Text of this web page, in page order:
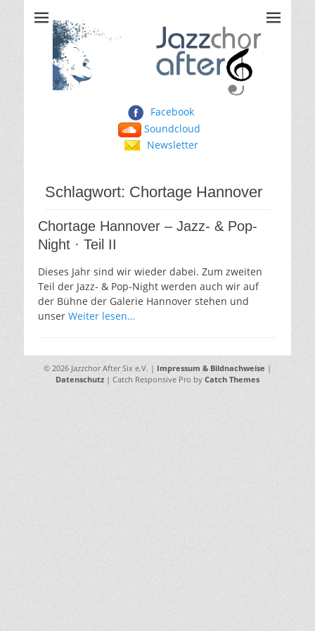
Jazzchor After Six
Facebook
Soundcloud
Newsletter
Schlagwort: Chortage Hannover
Chortage Hannover – Jazz- & Pop-
Night · Teil II
Dieses Jahr sind wir wieder dabei. Zum zweiten
Teil der Jazz- & Pop-Night werden auch wir auf
der Bühne der Galerie Hannover stehen und
unser Weiter lesen…
© 2026 Jazzchor After Six e.V. | Impressum & Bildnachweise |
Datenschutz | Catch Responsive Pro by Catch Themes